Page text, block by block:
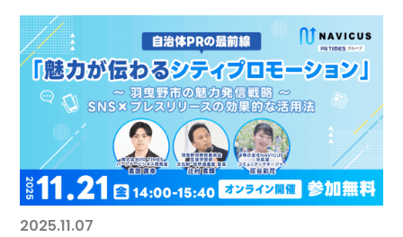
2025.11.07